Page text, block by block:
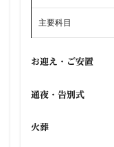
主要科目
お迎え・ご安置
通夜・告別式
火葬